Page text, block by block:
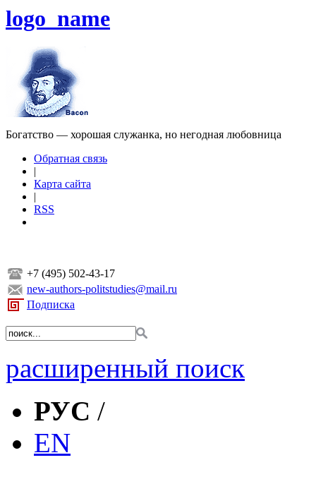
logo_name
Богатство — хорошая служанка, но негодная любовница
Обратная связь
|
Карта сайта
|
RSS
+7 (495) 502-43-17
new-authors-politstudies@mail.ru
Подписка
расширенный поиск
РУС /
EN